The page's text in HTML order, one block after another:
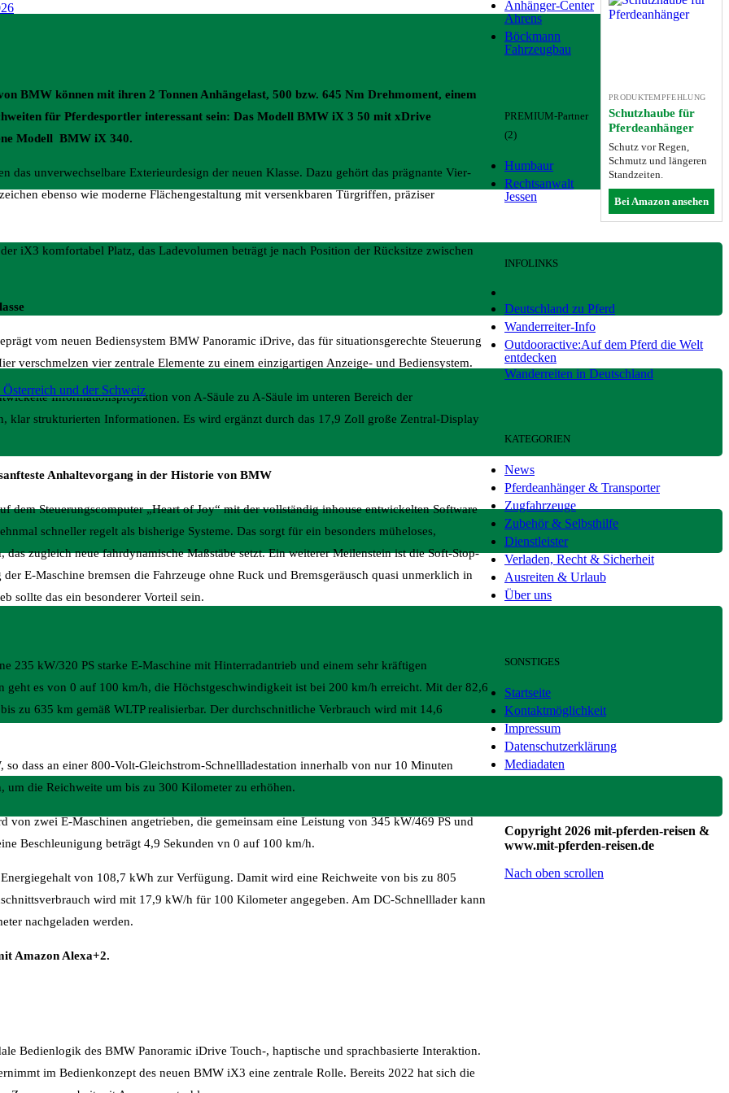
und der Schweiz
BMW können mit ihren 2 Tonnen Anhängelast, 500 bzw. 645 Nm Drehmoment, einem
für Pferdesportler interessant sein: Das Modell BMW iX 3 50 mit xDrive
Modell BMW iX 340.
das unverwechselbare Exterieurdesign der neuen Klasse. Dazu gehört das prägnante Vier-
ebenso wie moderne Flächengestaltung mit versenkbaren Türgriffen, präziser
iX3 komfortabel Platz, das Ladevolumen beträgt je nach Position der Rücksitze zwischen
vom neuen Bediensystem BMW Panoramic iDrive, das für situationsgerechte Steuerung
verschmelzen vier zentrale Elemente zu einem einzigartigen Anzeige- und Bediensystem.
Informationsprojektion von A-Säule zu A-Säule im unteren Bereich der
klar strukturierten Informationen. Es wird ergänzt durch das 17,9 Zoll große Zentral-Display
Anhaltevorgang in der Historie von BMW
dem Steuerungscomputer „Heart of Joy“ mit der vollständig inhouse entwickelten Software
schneller regelt als bisherige Systeme. Das sorgt für ein besonders müheloses,
das zugleich neue fahrdynamische Maßstäbe setzt. Ein weiterer Meilenstein ist die Soft-Stop-
E-Maschine bremsen die Fahrzeuge ohne Ruck und Bremsgeräusch quasi unmerklich in
sollte das ein besonderer Vorteil sein.
235 kW/320 PS starke E-Maschine mit Hinterradantrieb und einem sehr kräftigen
geht es von 0 auf 100 km/h, die Höchstgeschwindigkeit ist bei 200 km/h erreicht. Mit der 82,6
zu 635 km gemäß WLTP realisierbar. Der durchschnitliche Verbrauch wird mit 14,6
dass an einer 800-Volt-Gleichstrom-Schnellladestation innerhalb von nur 10 Minuten
um die Reichweite um bis zu 300 Kilometer zu erhöhen.
von zwei E-Maschinen angetrieben, die gemeinsam eine Leistung von 345 kW/469 PS und
Beschleunigung beträgt 4,9 Sekunden vn 0 auf 100 km/h.
von 108,7 kWh zur Verfügung. Damit wird eine Reichweite von bis zu 805
wird mit 17,9 kW/h für 100 Kilometer angegeben. Am DC-Schnelllader kann
nachgeladen werden.
Amazon Alexa+2.
Bedienlogik des BMW Panoramic iDrive Touch-, haptische und sprachbasierte Interaktion.
im Bedienkonzept des neuen BMW iX3 eine zentrale Rolle. Bereits 2022 hat sich die
PRODUKTEMPFEHLUNG
Schutzhaube für
Pferdeanhänger
Schutz vor Regen,
Schmutz und längeren
Standzeiten.
Bei Amazon ansehen
Anhänger-Center
Ahrens
Böckmann
Fahrzeugbau
PREMIUM-Partner
(2)
Humbaur
Rechtsanwalt
Jessen
INFOLINKS
Deutschland zu Pferd
Wanderreiter-Info
Outdooractive:Auf dem Pferd die Welt
entdecken
Wanderreiten in Deutschland
KATEGORIEN
News
Pferdeanhänger & Transporter
Zugfahrzeuge
Zubehör & Selbsthilfe
Dienstleister
Verladen, Recht & Sicherheit
Ausreiten & Urlaub
Über uns
SONSTIGES
Startseite
Kontaktmöglichkeit
Impressum
Datenschutzerklärung
Mediadaten
Copyright 2026 mit-pferden-reisen &
www.mit-pferden-reisen.de
Nach oben scrollen